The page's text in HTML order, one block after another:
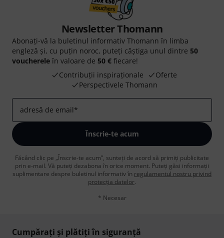
Newsletter Thomann
Abonați-vă la buletinul informativ Thomann în limba
engleză și, cu puțin noroc, puteți câștiga unul dintre 50
voucherele în valoare de 50 € fiecare!
Contribuții inspiraționale
Oferte
Perspectivele Thomann
adresă de email*
Înscrie-te acum
Făcând clic pe „Înscrie-te acum”, sunteți de acord să primiți publicitate
prin e-mail. Vă puteți dezabona în orice moment. Puteți găsi informații
suplimentare despre buletinul informativ în regulamentul nostru privind
protecția datelor.
* Necesar
Cumpărați și plătiți în siguranță